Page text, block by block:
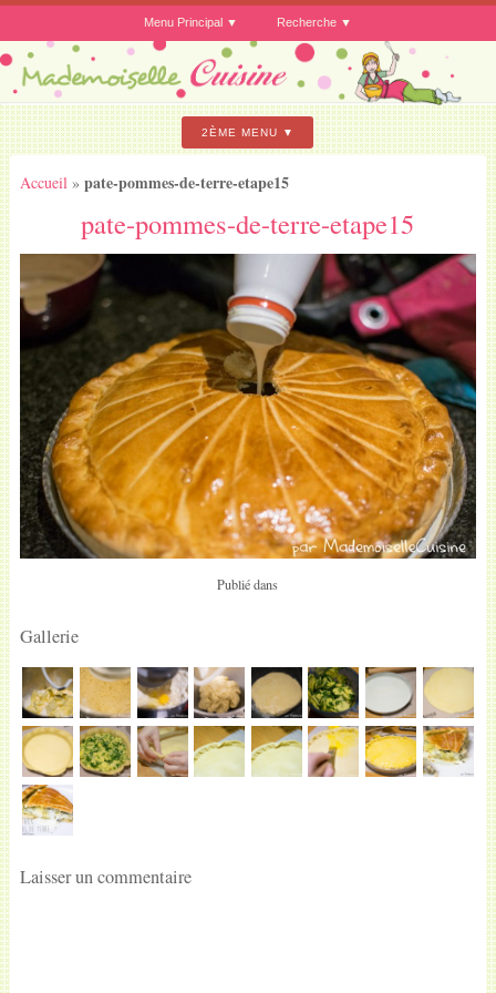
Menu Principal Recherche
2ÈME MENU
Accueil » pate-pommes-de-terre-etape15
pate-pommes-de-terre-etape15
Publié dans
Gallerie
Laisser un commentaire